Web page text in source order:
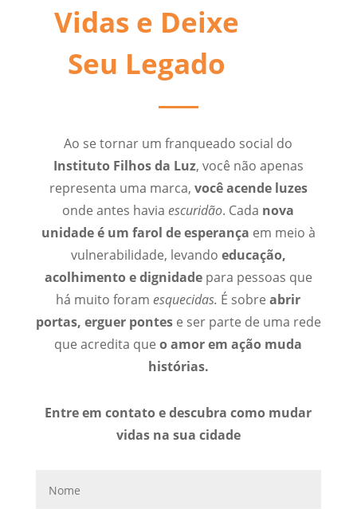
Vidas e Deixe
Seu Legado
Ao se tornar um franqueado social do
Instituto Filhos da Luz, você não apenas
representa uma marca, você acende luzes
onde antes haviaescuridão. Cada nova
unidade é um farol de esperança em meio à
vulnerabilidade, levando educação,
acolhimento e dignidadepara pessoas que
há muito foramesquecidas. É sobreabrir
portas, erguer pontese ser parte de uma rede
que acredita queo amor em ação muda
histórias.
Entre em contato e descubra como mudar
vidas na sua cidade